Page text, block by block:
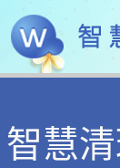
智慧